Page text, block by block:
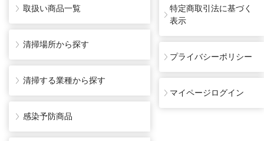
取扱い商品一覧
清掃場所から探す
清掃する業種から探す
感染予防商品
特定商取引法に基づく
表示
プライバシーポリシー
マイページログイン